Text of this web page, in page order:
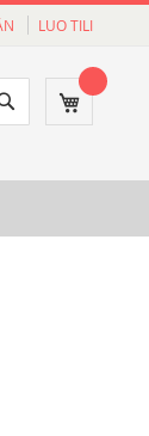
LUO TILI
Ostoskori